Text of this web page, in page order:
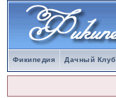
Фикипедия Дачный Клуб